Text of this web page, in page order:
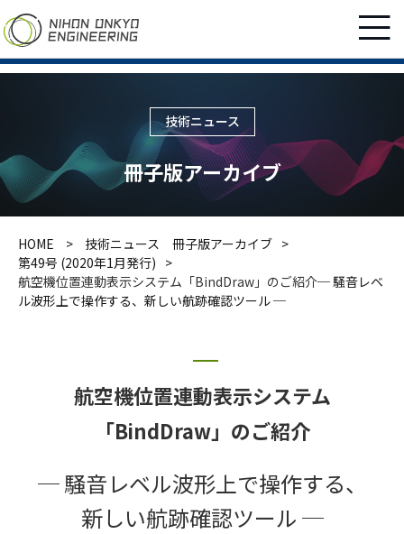
技術ニュース
冊子版アーカイブ
HOME
技術ニュース 冊子版アーカイブ
第49号 (2020年1月発行)
航空機位置連動表示システム「BindDraw」のご紹介─ 騒音レベ
ル波形上で操作する、新しい航跡確認ツール ─
航空機位置連動表示システム
「BindDraw」のご紹介
─ 騒音レベル波形上で操作する、
新しい航跡確認ツール ─